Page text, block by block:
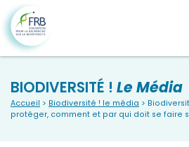
BIODIVERSITÉ ! Le Média
Accueil > Biodiversité ! le média >
protéger, comment et par qui doit se faire